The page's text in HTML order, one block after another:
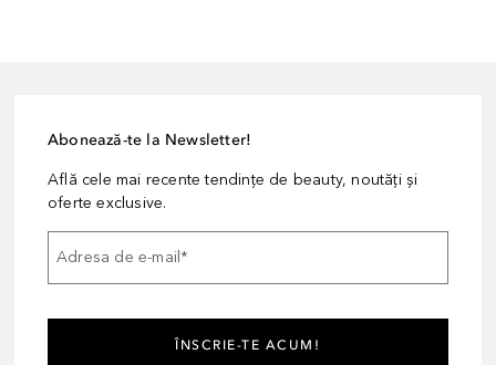
Abonează-te la Newsletter!
Află cele mai recente tendințe de beauty, noutăți și
oferte exclusive.
Adresa de e-mail*
ÎNSCRIE-TE ACUM!